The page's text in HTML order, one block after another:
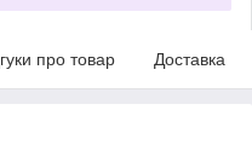
про товар Доставка